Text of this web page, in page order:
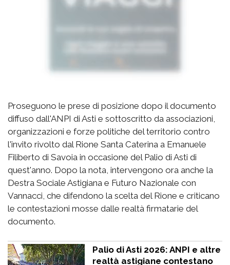
Proseguono le prese di posizione dopo il documento
diffuso dall'ANPI di Asti e sottoscritto da associazioni,
organizzazioni e forze politiche del territorio contro
l'invito rivolto dal Rione Santa Caterina a Emanuele
Filiberto di Savoia in occasione del Palio di Asti di
quest'anno. Dopo la nota, intervengono ora anche la
Destra Sociale Astigiana e Futuro Nazionale con
Vannacci, che difendono la scelta del Rione e criticano
le contestazioni mosse dalle realtà firmatarie del
documento.
Palio di Asti 2026: ANPI e altre
realtà astigiane contestano